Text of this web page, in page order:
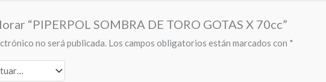
“PIPERPOL SOMBRA DE TORO GOTAS X 70cc”
no será publicada. Los campos obligatorios están marcados con *